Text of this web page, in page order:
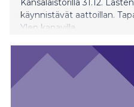
käynnistävät aattoillan.
Ylen kanavilla.